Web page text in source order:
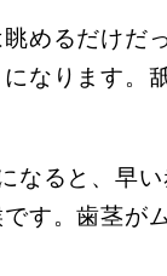
めるだけだ
なります。
なると、早
す。歯茎が